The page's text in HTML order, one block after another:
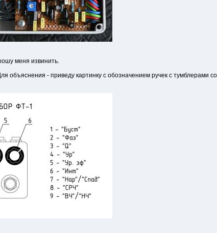
меня извинить.
объяснения - приведу картинку с обозначением ручек с тумблерами